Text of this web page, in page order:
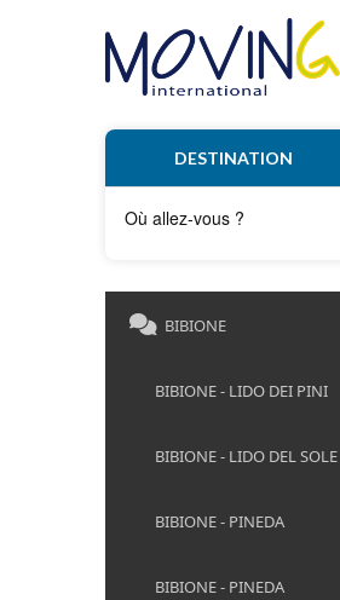
DESTINATION
BIBIONE
BIBIONE - LIDO DEI PINI
BIBIONE - LIDO DEL SOLE
BIBIONE - PINEDA
BIBIONE - PINEDA